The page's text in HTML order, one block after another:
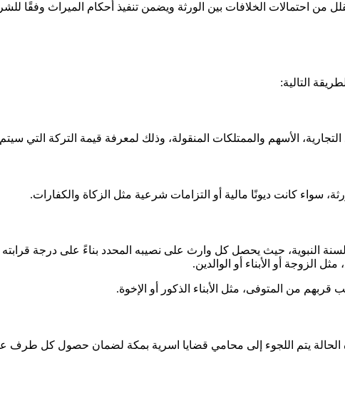
احتمالات الخلافات بين الورثة ويضمن تنفيذ أحكام الميراث وفقًا
التالية:
الأسهم والممتلكات المنقولة، وذلك لمعرفة قيمة التركة التي
سواء كانت ديونًا مالية أو التزامات شرعية مثل الزكاة والكفارات.
النبوية، حيث يحصل كل وارث على نصيبه المحدد بناءً على درجة
الزوجة أو الأبناء أو الوالدين.
قربهم من المتوفى، مثل الأبناء الذكور أو الإخوة.
الحالة يتم اللجوء إلى محامي قضايا اسرية بمكة لضمان حصول كل طرف